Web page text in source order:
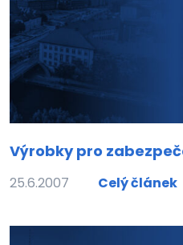
Výrobky pro
25.6.2007 Celý článek